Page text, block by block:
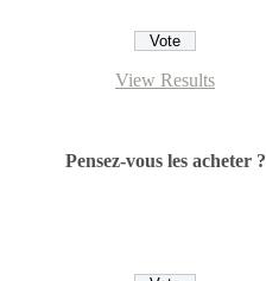
View Results
Pensez-vous les acheter ?